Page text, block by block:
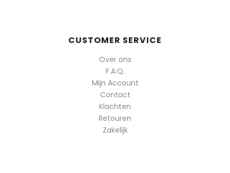
CUSTOMER SERVICE
Over ons
F.A.Q.
Mijn Account
Contact
Klachten
Retouren
Zakelijk